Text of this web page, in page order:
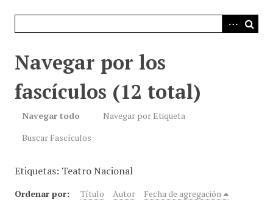
Navegar por los
fascículos (12 total)
Navegar todo
Navegar por Etiqueta
Buscar Fascículos
Etiquetas: Teatro Nacional
Ordenar por: Título Autor Fecha de agregación